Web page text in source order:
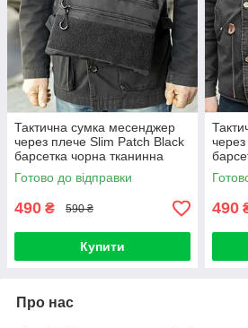
Тактична сумка месенджер
через плече Slim Patch Black
барсетка чорна тканинна
Готово до відправки
490 ₴ 590 ₴
Купити
490
Про нас